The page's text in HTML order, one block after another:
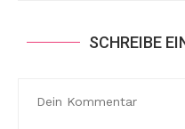
SCHREIBE